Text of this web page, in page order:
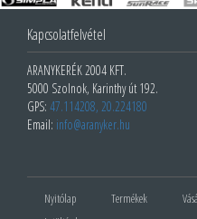
Kapcsolatfelvétel
ARANYKERÉK 2004 KFT.
5000 Szolnok, Karinthy út 192.
GPS: 47.114208, 20.224180
Email: info@aranyker.hu
Nyitólap Termékek